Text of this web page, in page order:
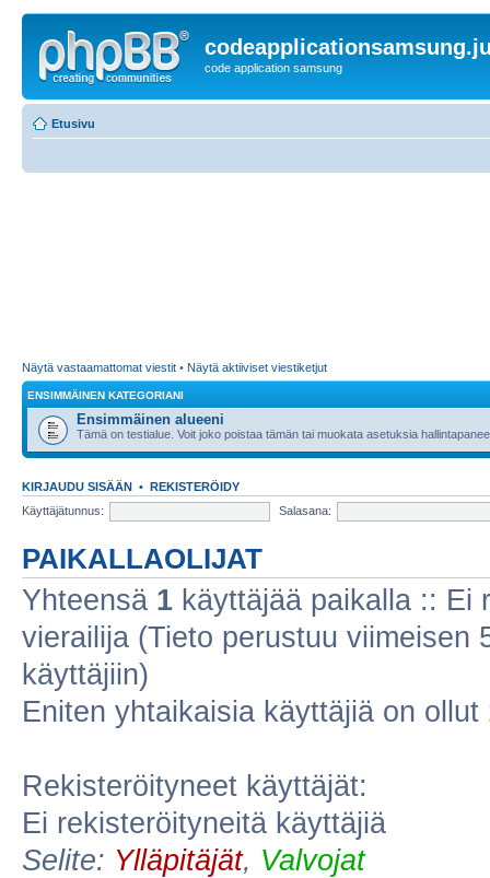
code application samsung
Etusivu
Näytä vastaamattomat viestit • Näytä aktiiviset viestiketjut
ENSIMMÄINEN KATEGORIANI
Ensimmäinen alueeni
Tämä on testialue. Voit joko poistaa tämän tai muokata asetuksia
KIRJAUDU SISÄÄN • REKISTERÖIDY
Käyttäjätunnus:
Salasana:
PAIKALLAOLIJAT
Yhteensä 1 käyttäjää paikalla :: Ei
vierailija (Tieto perustuu viimeisen
käyttäjiin)
Eniten yhtaikaisia käyttäjiä on ollut
Rekisteröityneet käyttäjät:
Ei rekisteröityneitä käyttäjiä
Selite: Ylläpitäjät, Valvojat